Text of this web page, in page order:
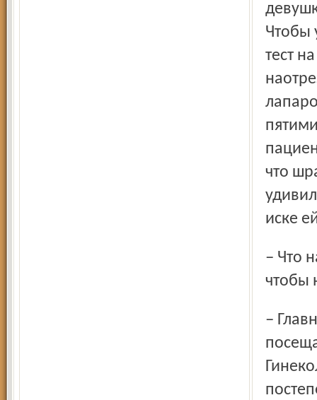
Чтобы
тест
что
иске
– Что надо делать ярославнам, как ухаживать за собой,
чтобы
– Главная рекомендация и един­ственная: обязательно